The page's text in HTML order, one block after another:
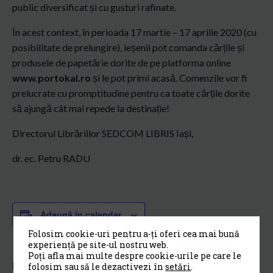
public diversificat și cu gusturi rafinate.
În acest context, în perioada 17 martie – 17 aprilie 2020 (cu
posibilitate de prelungire), ieșenii pot comanda cărțile și
produsele de papetărie dorite de pe platforma online
www.portokal.ro și le pot primi acasă. Comenzile vor fi
prelucrate cu promptitudine pentru ca toate cărțile dorite
să ajungă cât mai repede la destinație!
Directorul Librăriilor SEDCOM LIBRIS Iași,
dr. ec. Petru RADU
Adaugă în calendar
DETALII
ORGANIZATOR
Folosim cookie-uri pentru a-ți oferi cea mai bună
experiență pe site-ul nostru web.
Poți afla mai multe despre cookie-urile pe care le
folosim sau să le dezactivezi însetări.